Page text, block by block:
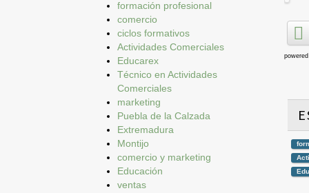
formación profesional
comercio
ciclos formativos
Actividades Comerciales
Educarex
Técnico en Actividades
Comerciales
marketing
Puebla de la Calzada
Extremadura
Montijo
comercio y marketing
Educación
ventas